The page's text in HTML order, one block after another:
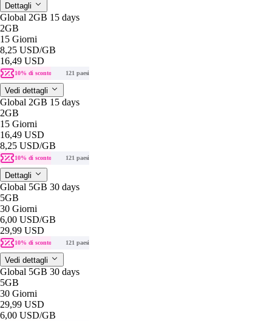
Dettagli
Global 2GB 15 days
2GB
15 Giorni
8,25 USD/GB
16,49 USD
10% di sconto 121 paesi
Vedi dettagli
Global 2GB 15 days
2GB
15 Giorni
16,49 USD
8,25 USD/GB
10% di sconto 121 paesi
Dettagli
Global 5GB 30 days
5GB
30 Giorni
6,00 USD/GB
29,99 USD
10% di sconto 121 paesi
Vedi dettagli
Global 5GB 30 days
5GB
30 Giorni
29,99 USD
6,00 USD/GB